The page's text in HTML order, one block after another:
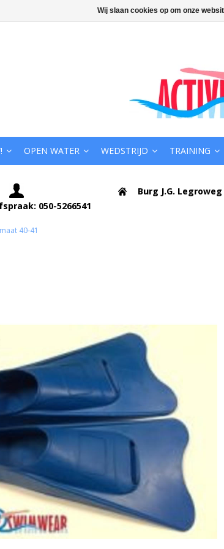
OPEN WATER WEDSTRIJD TRAINING
050-5266541
Burg J.G.
40-41
Wij slaan cookies op om onze